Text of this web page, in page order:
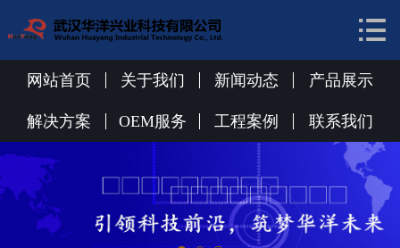
关于我们
新闻动态
解决方案

网站首页 关于我们 新闻动态 产品展示
解决方案 OEM服务 工程案例 联系我们